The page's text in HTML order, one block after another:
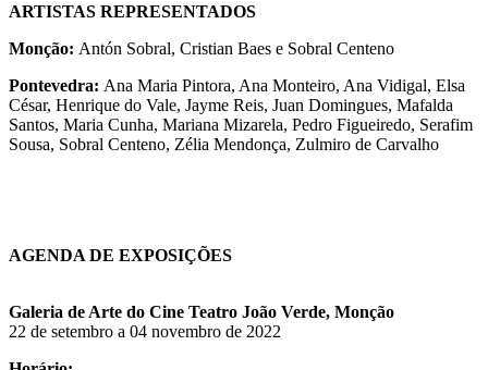
ARTISTAS REPRESENTADOS
Monção: Antón Sobral, Cristian Baes e Sobral Centeno
Pontevedra: Ana Maria Pintora, Ana Monteiro, Ana Vidigal, Elsa
César, Henrique do Vale, Jayme Reis, Juan Domingues, Mafalda
Santos, Maria Cunha, Mariana Mizarela, Pedro Figueiredo, Serafim
Sousa, Sobral Centeno, Zélia Mendonça, Zulmiro de Carvalho
AGENDA DE EXPOSIÇÕES
Galeria de Arte do Cine Teatro João Verde, Monção
22 de setembro a 04 novembro de 2022